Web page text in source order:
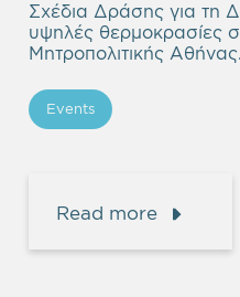
Σχέδια Δράσης για τη
υψηλές θερμοκρασίες
Μητροπολιτικής Αθήνας.
Events
Read more